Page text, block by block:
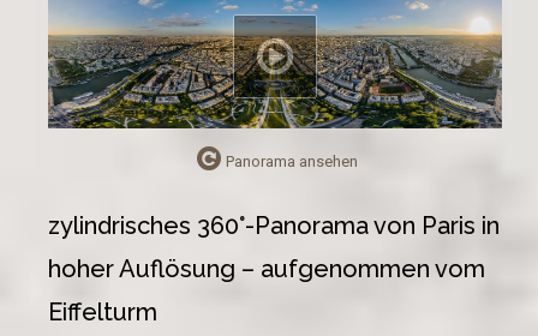
Panorama ansehen
zylindrisches 360°-Panorama von Paris in
hoher Auflösung – aufgenommen vom
Eiffelturm